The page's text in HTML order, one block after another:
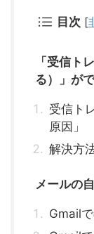
目次 [
「受信ト
る）」が
受信ト
原因」
解決方
メールの
Gmail